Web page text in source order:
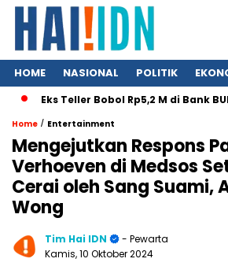
HOME NASIONAL POLITIK
Eks Teller Bobol Rp5,2 M di Bank
Home / Entertainment
Mengejutkan Respons
Verhoeven di Medsos
Cerai oleh Sang Suami,
Wong
Tim Hai IDN
- Pewarta
Kamis, 10 Oktober 2024